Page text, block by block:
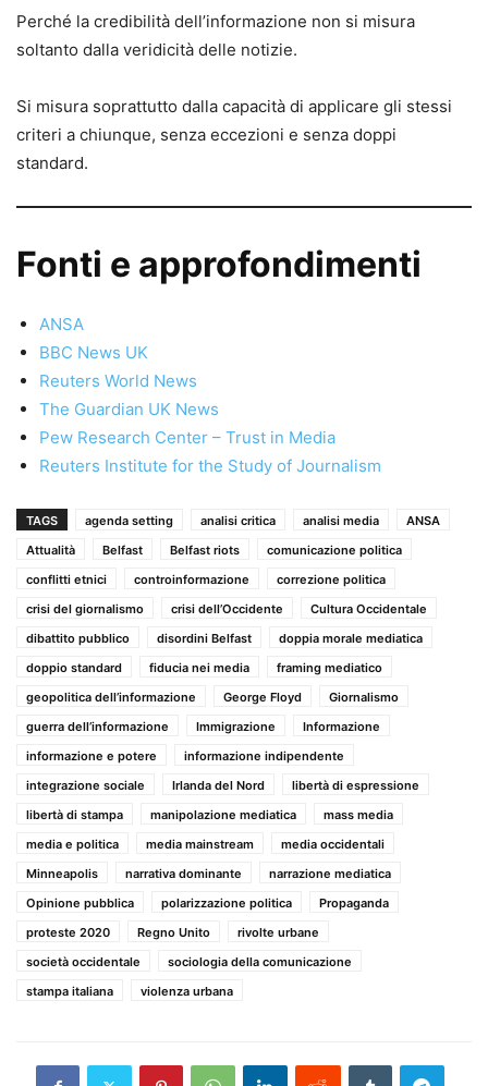
Perché la credibilità dell’informazione non si misura
soltanto dalla veridicità delle notizie.
Si misura soprattutto dalla capacità di applicare gli stessi
criteri a chiunque, senza eccezioni e senza doppi
standard.
Fonti e approfondimenti
ANSA
BBC News UK
Reuters World News
The Guardian UK News
Pew Research Center – Trust in Media
Reuters Institute for the Study of Journalism
TAGS agenda setting analisi critica analisi media
ANSA
Attualità
Belfast Belfast riots
comunicazione politica
conflitti etnici
controinformazione
correzione politica
crisi del giornalismo
crisi dell’Occidente
Cultura Occidentale
dibattito pubblico
disordini Belfast
doppia morale mediatica
doppio standard
fiducia nei media
framing mediatico
geopolitica dell’informazione
George Floyd
Giornalismo
guerra dell’informazione
Immigrazione
Informazione
informazione e potere
informazione indipendente
integrazione sociale
Irlanda del Nord
libertà di espressione
libertà di stampa
manipolazione mediatica
mass media
media e politica
media mainstream
media occidentali
Minneapolis
narrativa dominante
narrazione mediatica
Opinione pubblica
polarizzazione politica
Propaganda
proteste 2020
Regno Unito
rivolte urbane
società occidentale
sociologia della comunicazione
stampa italiana
violenza urbana